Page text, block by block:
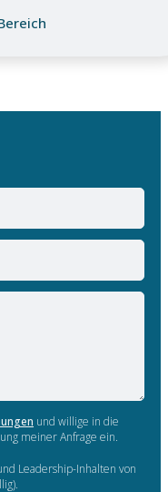
und willige in die
meiner Anfrage ein.
Leadership-Inhalten von